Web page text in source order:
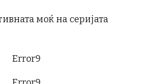
моќ на серијата
Error9